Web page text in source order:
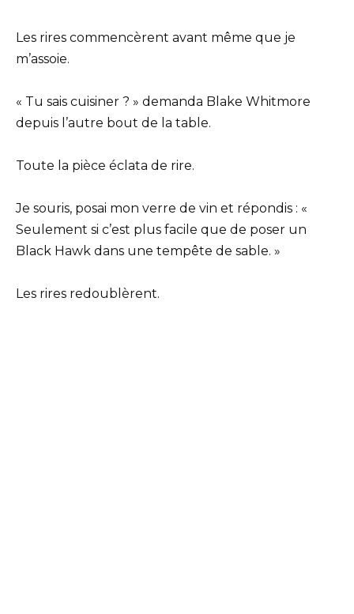
Les rires commencèrent avant même que je
m’assoie.
« Tu sais cuisiner ? » demanda Blake Whitmore
depuis l’autre bout de la table.
Toute la pièce éclata de rire.
Je souris, posai mon verre de vin et répondis : «
Seulement si c’est plus facile que de poser un
Black Hawk dans une tempête de sable. »
Les rires redoublèrent.